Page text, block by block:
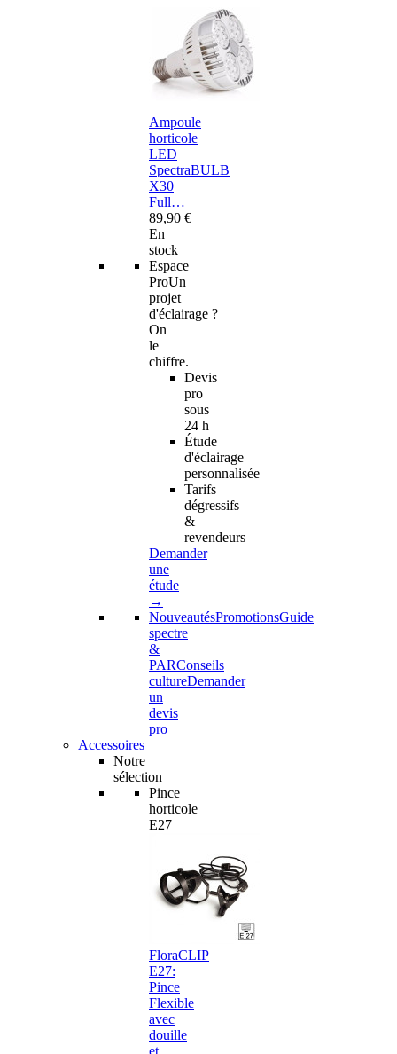
Ampoule
horticole
LED
SpectraBULB
X30
Full…
89,90 €
En
stock
Espace
ProUn
projet
d'éclairage ?
On
le
chiffre.
Devis
pro
sous
24 h
Étude
d'éclairage
personnalisée
Tarifs
dégressifs
&
revendeurs
Demander
une
étude
→
NouveautésPromotionsGuide
spectre
&
PARConseils
cultureDemander
un
devis
pro
Accessoires
Notre
sélection
Pince
horticole
E27
FloraCLIP
E27:
Pince
Flexible
avec
douille
et…